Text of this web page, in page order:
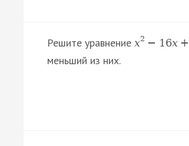
Решите уравнение x2 − 16x +
меньший из них.